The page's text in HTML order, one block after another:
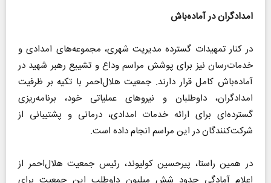
امدادگران در آماده‌باش
در کنار تمهیدات گسترده مدیریت شهری، مجموعه‌های امدادی و
خدمات‌رسان نیز برای پوشش مراسم وداع و تشییع رهبر شهید در
آماده‌باش کامل قرار دارند. جمعیت هلال‌احمر با تکیه بر ظرفیت
امدادگران، داوطلبان و نیرو‌های عملیاتی خود، برنامه‌ریزی
گسترده‌ای برای ارائه خدمات امدادی، درمانی و پشتیبانی از
شرکت‌کنندگان در این مراسم انجام داده است.
در همین راستا، پیرحسین کولیوند، رئیس جمعیت هلال‌احمر از